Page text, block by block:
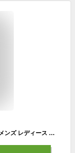
[ニューバランス] ウォーキングシューズ UA800 メンズ レディース DB1(BLACK) 23.5 cm 2E